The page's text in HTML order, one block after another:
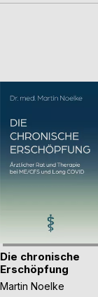
Die chronische
Erschöpfung
Martin Noelke